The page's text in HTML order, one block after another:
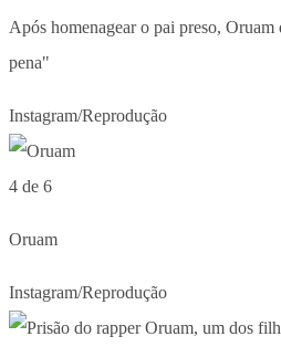
Após homenagear o pai preso, Oruam
pena"
Instagram/Reprodução
4 de 6
Oruam
Instagram/Reprodução